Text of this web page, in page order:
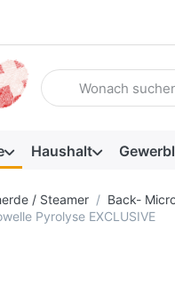
Geben Sie einen
Haushalt
/ Steamer Back-
Pyrolyse EXCLUSIVE